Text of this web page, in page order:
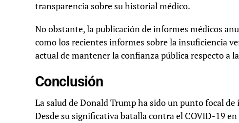
transparencia sobre su historial médico.
No obstante, la publicación de informes médicos
como los recientes informes sobre la insuficiencia
actual de mantener la confianza pública respecto a
Conclusión
La salud de Donald Trump ha sido un punto focal
Desde su significativa batalla contra el COVID-19